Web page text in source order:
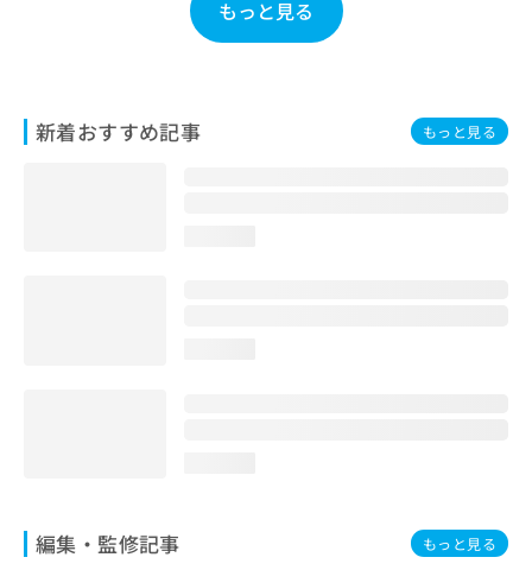
もっと見る
新着おすすめ記事 もっと見る
編集・監修記事 もっと見る
せ